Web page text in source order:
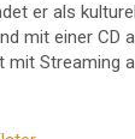
er als
mit einer CD
mit Streaming